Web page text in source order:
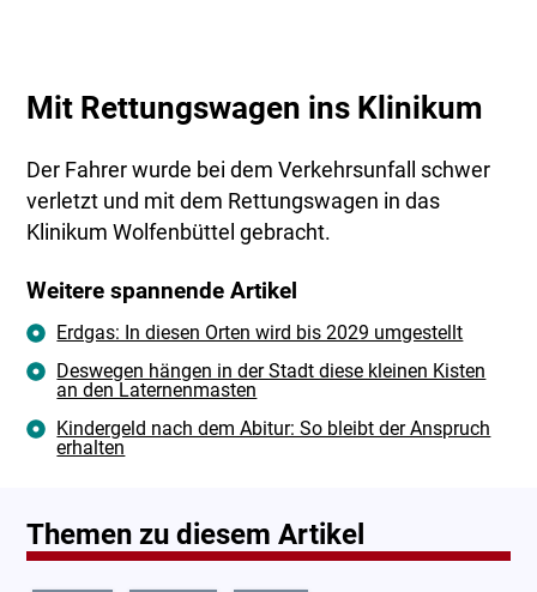
Mit Rettungswagen ins Klinikum
Der Fahrer wurde bei dem Verkehrsunfall schwer
verletzt und mit dem Rettungswagen in das
Klinikum Wolfenbüttel gebracht.
Weitere spannende Artikel
Erdgas: In diesen Orten wird bis 2029 umgestellt
Deswegen hängen in der Stadt diese kleinen Kisten
an den Laternenmasten
Kindergeld nach dem Abitur: So bleibt der Anspruch
erhalten
Themen zu diesem Artikel